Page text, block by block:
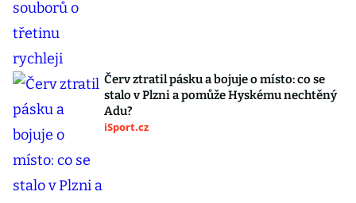
Červ ztratil pásku a bojuje o místo: co se
stalo v Plzni a pomůže Hyskému nechtěný
Adu?
iSport.cz